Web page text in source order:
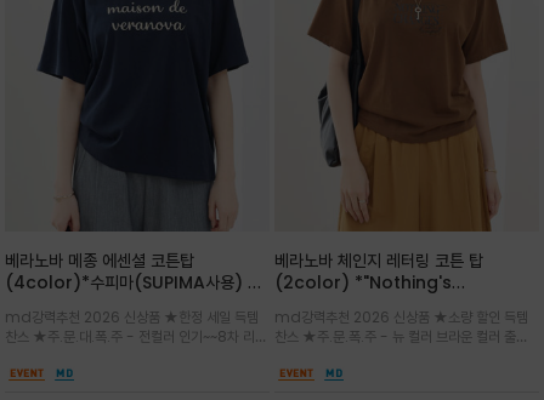
베라노바 메종 에센셜 코튼탑
(4color)*수피마(SUPIMA사용) 레
는 레터링 티셔츠
md강력추천 2026 신상품 ★한정 세일 득템
찬스 ★주.문.대.폭.주 - 전컬러 인기~~8차 리오
픽이나 컬러 조합을 통해 'Essential'한 무드를
베라노바 체인지 레터링 코튼 탑
(2color) *"Nothing's
도 일어나지않는것/감각적인 레터링 프
린팅이 돋보이는 베라노바 티셔츠
md강력추천 2026 신상품 ★소량 할인 득템
찬스 ★주.문.폭.주 - 뉴 컬러 브라운 컬러 출시~
무드를 만들고 기본 베이스의 컬러감이라 출근시